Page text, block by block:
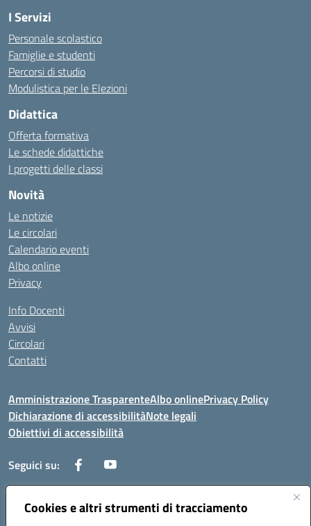
Cookies e altri strumenti di tracciamento
I Servizi
Personale scolastico
Famiglie e studenti
Percorsi di studio
Modulistica per le Elezioni
Didattica
Offerta formativa
Le schede didattiche
I progetti delle classi
Novità
Le notizie
Le circolari
Calendario eventi
Albo online
Privacy
Info Docenti
Avvisi
Circolari
Contatti
Amministrazione TrasparenteAlbo onlinePrivacy Policy
Dichiarazione di accessibilitàNote legali
Obiettivi di accessibilità
Seguici su:
Corso Roma, 1 71100 FOGGIA (FG)